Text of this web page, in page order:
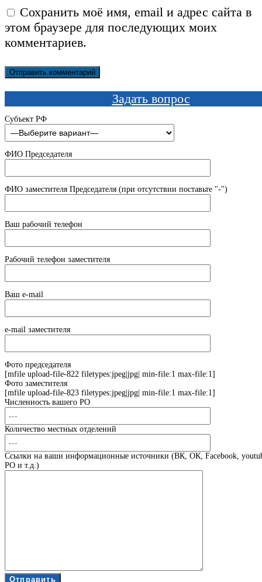
Сохранить моё имя, email и адрес сайта в
этом браузере для последующих моих
комментариев.
Задать вопрос
Субъект РФ
ФИО Председателя
ФИО заместителя Председателя (при отсутствии поставьте "-")
Ваш рабочий телефон
Рабочий телефон заместителя
Ваш e-mail
e-mail заместителя
Фото председателя
[mfile upload-file-822 filetypes:jpeg|jpg| min-file:1 max-file:1]
Фото заместителя
[mfile upload-file-823 filetypes:jpeg|jpg| min-file:1 max-file:1]
Численность вашего РО
Количество местных отделений
Ссылки на ваши информационные источники (ВК, ОК, Facebook,
РО и т.д.)